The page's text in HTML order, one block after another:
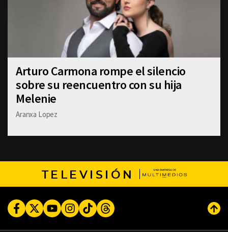
Arturo Carmona rompe el silencio
sobre su reencuentro con su hija
Melenie
Aranxa Lopez
TELEVISIÓN
FacebookTwitterYoutubeInstagram
TikTokThreads